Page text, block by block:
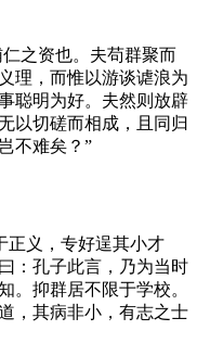
之资也。夫苟群聚而
理，而惟以游谈谑浪为
聪明为好。夫然则放辟
以切磋而相成，且同归
不难矣？”
正义，专好逞其小才
：孔子此言，乃为当时
。抑群居不限于学校。
，其病非小，有志之士